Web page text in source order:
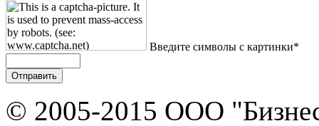
Введите символы с картинки*
© 2005-2015 ООО